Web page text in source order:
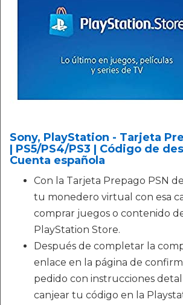
Sony, PlayStation - Tarjeta
| PS5/PS4/PS3 | Código de
Cuenta española
Con la Tarjeta Prepago PSN
tu monedero virtual con esa
comprar juegos o contenido
PlayStation Store.
Después de completar la
enlace en la página de
pedido con instrucciones
canjear tu código en la